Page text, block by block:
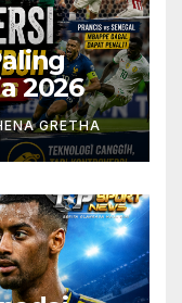
2026
GRETHA